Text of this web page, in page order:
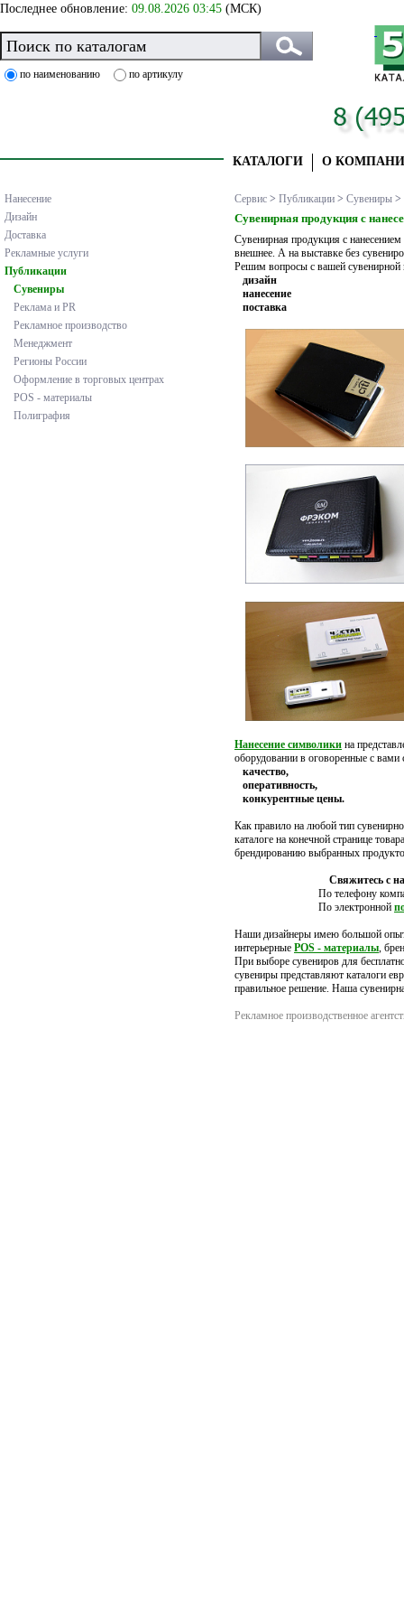
КАТАЛОГИ О
по наименованию по артикулу
Последнее обновление: 09.08.2026 03:45 (МСК)
Нанесение
Дизайн
Доставка
Рекламные услуги
Публикации
Сувениры
Реклама и PR
Рекламное производство
Менеджмент
Регионы России
Оформление в торговых центрах
POS - материалы
Полиграфия
Сервис > Публикации > Сувениры >
Сувенирная продукция с
Сувенирная продукция с
внешнее. А на выставке без
Решим вопросы с вашей сувенирной
дизайн
нанесение
поставка
Нанесение символики на
оборудовании в оговоренные с
качество,
оперативность,
конкурентные цены.
Как правило на любой тип
каталоге на конечной странице
брендированию выбранных
Свяжитесь с
По телефону
По электронной
Наши дизайнеры имею большой
интерьерные POS - материалы ,
При выборе сувениров для
сувениры представляют каталоги
правильное решение. Наша
Рекламное производственное